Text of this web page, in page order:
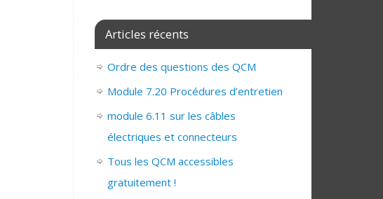
Articles récents
Ordre des questions des QCM
Module 7.20 Procédures d’entretien
module 6.11 sur les câbles
électriques et connecteurs
Tous les QCM accessibles
gratuitement !